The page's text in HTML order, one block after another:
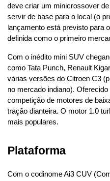
deve criar um minicrossover
servir de base para o local (o
lançamento está previsto para
definida como o primeiro
Com o inédito mini SUV
como Tata Punch, Renault
várias versões do Citroen C3
no mercado indiano).
competição de motores de
tração dianteira. O motor 1.0
mais populares.
Plataforma
Com o codinome Ai3 CUV